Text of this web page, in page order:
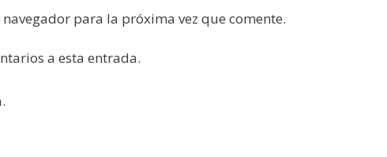
para la próxima vez que comente.
a esta entrada.